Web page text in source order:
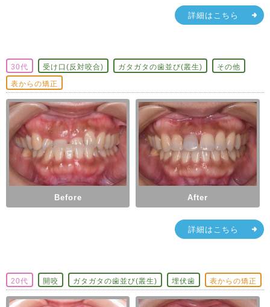
詳細はこちら
30代 受け口(反対咬合) ガタガタの歯並び(叢生) その他
表からの矯正
Before After
詳細はこちら
20代 開咬 ガタガタの歯並び(叢生) 埋伏歯 表からの矯正